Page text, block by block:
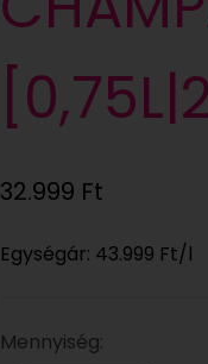
Eladási ár
32.999 Ft
Egységár: 43.999 Ft/l
Mennyiség: